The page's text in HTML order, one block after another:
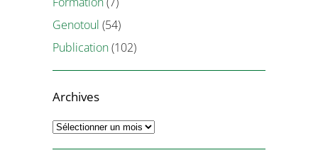
Genotoul (54)
Publication(102)
Archives
Archives